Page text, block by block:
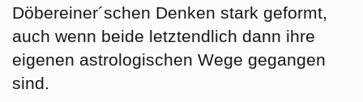
Döbereiner´schen Denken stark geformt,
auch wenn beide letztendlich dann ihre
eigenen astrologischen Wege gegangen
sind.